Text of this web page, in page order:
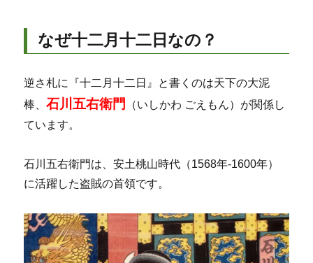
なぜ十二月十二日なの？
逆さ札に『十二月十二日』と書くのは天下の大泥
棒、石川五右衛門
（いしかわ ごえもん）が関係し
ています。
石川五右衛門は、安土桃山時代（1568年-1600年）
に活躍した盗賊の首領です。